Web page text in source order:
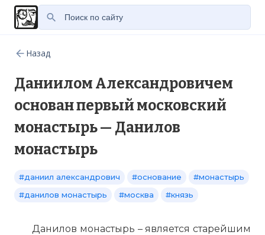
Назад
Даниилом Александровичем
основан первый московский
монастырь — Данилов
монастырь
#даниил александрович #основание
#монастырь
#данилов монастырь
#москва #князь
Данилов монастырь – является старейшим